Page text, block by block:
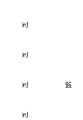
郎 同
郎 同
同 監
吉 同